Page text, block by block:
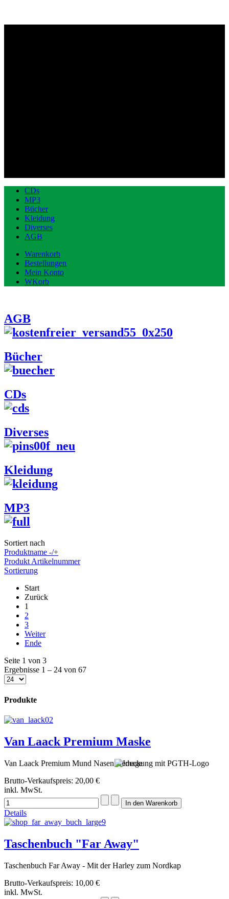
CDs
MP3
Bücher
Kleidung
Diverses
AGB
Warenkorb
Bestellungen
Mein Konto
WKorb
AGB
Bücher
CDs
Diverses
Kleidung
MP3
Sortiert nach
Produktname -/+
Produkt Artikelnummer
Sortierung
Start
Zurück
1
2
3
Weiter
Ende
Seite 1 von 3
Ergebnisse 1 – 24 von 67
Produkte
Van Laack Premium Maske
Van Laack Premium Mund Nasen Bedeckung mit PGTH-Logo
Brutto-Verkaufspreis: 20,00 €
inkl. MwSt.
Details
Taschenbuch "Far Away"
Taschenbuch Far Away - Mit der Harley zum Nordkap
Brutto-Verkaufspreis: 10,00 €
inkl. MwSt.